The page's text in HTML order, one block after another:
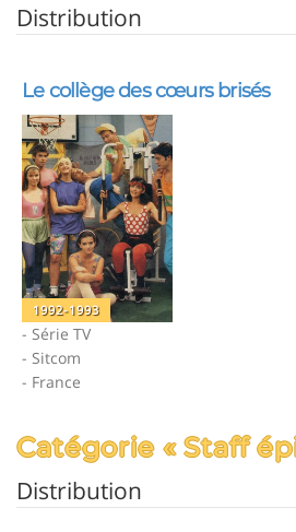
Distribution
Le collège des cœurs brisés
1992-1993
- Série TV
- Sitcom
- France
Catégorie « Staff
Distribution